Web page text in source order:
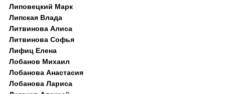
Липовецкий Марк
Липская Влада
Литвинова Алиса
Литвинова Софья
Лифиц Елена
Лобанов Михаил
Лобанова Анастасия
Лобанова Лариса